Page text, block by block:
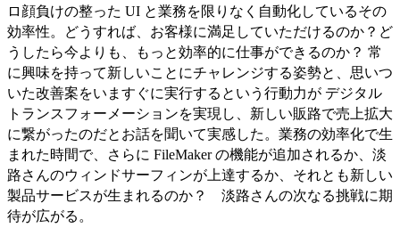
ロ顔負けの整った UI と業務を限りなく自動化しているその
効率性。どうすれば、お客様に満足していただけるのか？ど
うしたら今よりも、もっと効率的に仕事ができるのか？ 常
に興味を持って新しいことにチャレンジする姿勢と、思いつ
いた改善案をいますぐに実行するという行動力が デジタル
トランスフォーメーションを実現し、新しい販路で売上拡大
に繋がったのだとお話を聞いて実感した。業務の効率化で生
まれた時間で、さらに FileMaker の機能が追加されるか、淡
路さんのウィンドサーフィンが上達するか、それとも新しい
製品サービスが生まれるのか？ 淡路さんの次なる挑戦に期
待が広がる。